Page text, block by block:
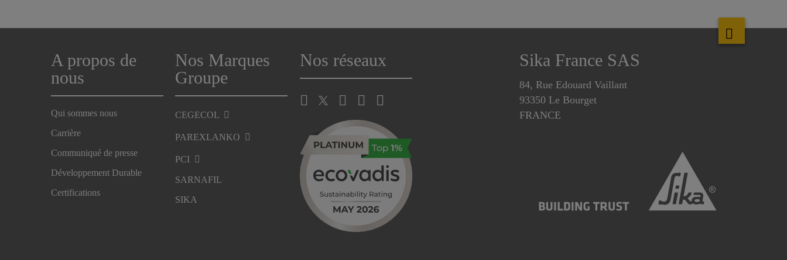
A propos de
nous
Qui sommes nous
Carrière
Communiqué de presse
Développement Durable
Certifications
Nos Marques
Groupe
CEGECOL
PAREXLANKO
PCI
SARNAFIL
SIKA
Nos réseaux Sika France SAS
84, Rue Edouard Vaillant
93350 Le Bourget
FRANCE